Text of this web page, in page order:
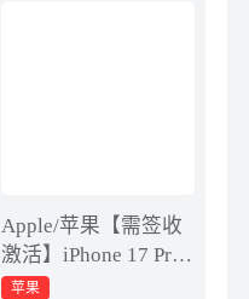
Apple/苹果【需签收
激活】iPhone 17 Pro
256GB 银色 支持移动
苹果